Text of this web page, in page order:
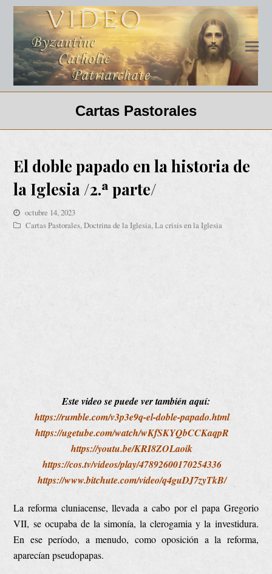
Cartas Pastorales
El doble papado en la historia de
la Iglesia /2.ª parte/
octubre 14, 2023
Cartas Pastorales,Doctrina de la Iglesia,La crisis en la Iglesia
Este video se puede ver también aquí:
https://rumble.com/v3p3e9q-el-doble-papado.html
https://ugetube.com/watch/wKfSKYQbCCKaqpR
https://youtu.be/KRI8ZOLaoik
https://cos.tv/videos/play/47892600170254336
https://www.bitchute.com/video/q4guDJ7zyTkB/
La reforma cluniacense, llevada a cabo por el papa Gregorio
VII, se ocupaba de la simonía, la clerogamia y la investidura.
En ese período, a menudo, como oposición a la reforma,
aparecían pseudopapas.